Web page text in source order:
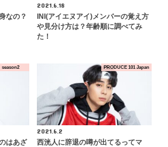
なの？
2021.6.18
INI(アイエヌアイ)メンバーの覚え方
や見分け方は？年齢順に調べてみ
た！
season2
はあざ
PRODUCE 101 Japan
2021.6.2
西洸人に辞退の噂が出てるってマ